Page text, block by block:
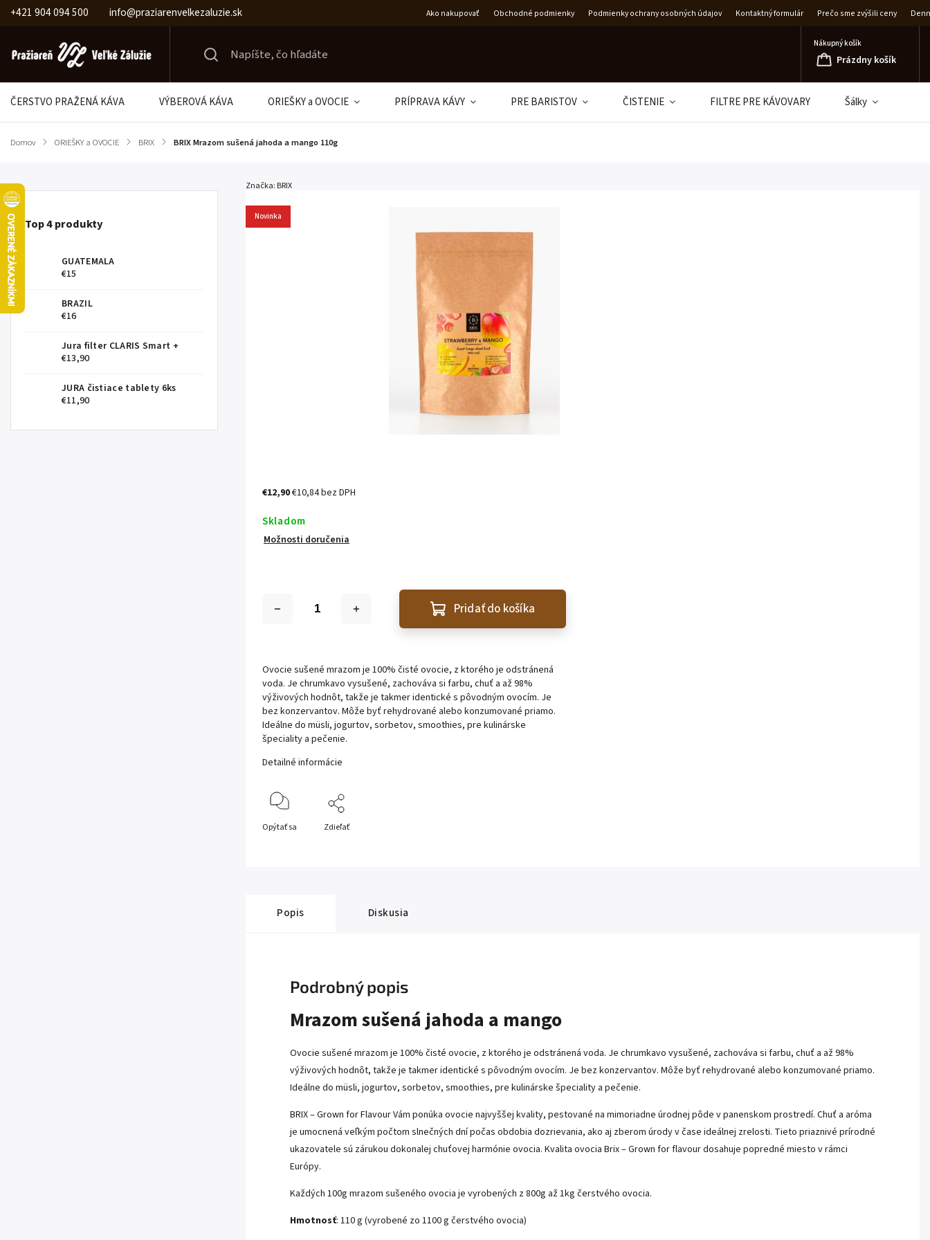
+421 904 094 500 info@praziarenvelkezaluzie.sk Ako nakupovať Obchodné podmienky Podmienky ochrany osobných údajov Kontaktný formulár Prečo sme zvýšili ceny
Nákupný košík
Prázdny košík
ČERSTVO PRAŽENÁ KÁVA VÝBEROVÁ KÁVA ORIEŠKY a OVOCIE PRÍPRAVA KÁVY PRE BARISTOV ČISTENIE FILTRE PRE KÁVOVARY Šálky
Domov / ORIEŠKY a OVOCIE / BRIX / BRIX Mrazom sušená jahoda a mango 110g
Top 4 produkty
GUATEMALA
€15
BRAZIL
€16
Jura filter CLARIS Smart +
€13,90
JURA čistiace tablety 6ks
€11,90
Novinka
Značka: BRIX
€12,90€10,84 bez DPH
Skladom
Možnosti doručenia
Pridať do košíka
Ovocie sušené mrazom je 100% čisté ovocie, z ktorého je odstránená
voda. Je chrumkavo vysušené, zachováva si farbu, chuť a až 98%
výživových hodnôt, takže je takmer identické s pôvodným ovocím. Je
bez konzervantov. Môže byť rehydrované alebo konzumované priamo.
Ideálne do müsli, jogurtov, sorbetov, smoothies, pre kulinárske
špeciality a pečenie.
Detailné informácie
Opýtať sa Zdieľať
Popis Diskusia
Podrobný popis
Mrazom sušená jahoda a mango
Ovocie sušené mrazom je 100% čisté ovocie, z ktorého je odstránená voda. Je chrumkavo vysušené, zachováva si farbu, chuť a až 98%
výživových hodnôt, takže je takmer identické s pôvodným ovocím. Je bez konzervantov. Môže byť rehydrované alebo konzumované priamo.
Ideálne do müsli, jogurtov, sorbetov, smoothies, pre kulinárske špeciality a pečenie.
BRIX – Grown for Flavour Vám ponúka ovocie najvyššej kvality, pestované na mimoriadne úrodnej pôde v panenskom prostredí. Chuť a aróma
je umocnená veľkým počtom slnečných dní počas obdobia dozrievania, ako aj zberom úrody v čase ideálnej zrelosti. Tieto priaznivé prírodné
ukazovatele sú zárukou dokonalej chuťovej harmónie ovocia. Kvalita ovocia Brix – Grown for flavour dosahuje popredné miesto v rámci
Európy.
Každých 100g mrazom sušeného ovocia je vyrobených z 800g až 1kg čerstvého ovocia.
Hmotnosť: 110 g (vyrobené zo 1100 g čerstvého ovocia)